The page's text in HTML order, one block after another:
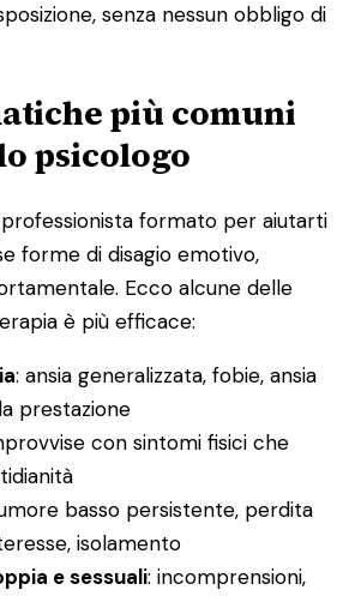
senza nessun obbligo di
più comuni
psicologo
formato per aiutarti
forme di disagio emotivo,
Ecco alcune delle
è più efficace:
: ansia generalizzata, fobie, ansia
prestazione
con sintomi fisici che
basso persistente, perdita
isolamento
e sessuali: incomprensioni,